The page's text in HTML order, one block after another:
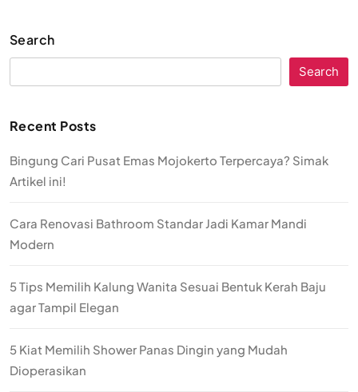
Search
Search
Recent Posts
Bingung Cari Pusat Emas Mojokerto Terpercaya? Simak
Artikel ini!
Cara Renovasi Bathroom Standar Jadi Kamar Mandi
Modern
5 Tips Memilih Kalung Wanita Sesuai Bentuk Kerah Baju
agar Tampil Elegan
5 Kiat Memilih Shower Panas Dingin yang Mudah
Dioperasikan